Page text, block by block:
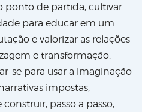
de partida, cultivar
para educar em um
e valorizar as relações
e transformação.
se para usar a imaginação
impostas,
passo a passo,